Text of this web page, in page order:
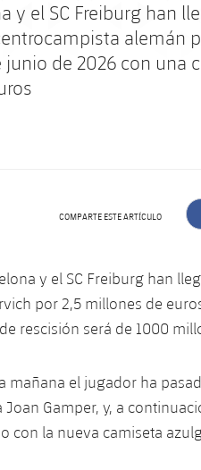
y el SC Freiburg han
alemán
junio de 2026 con una
COMPARTE ESTE ARTÍCULO
y el SC Freiburg han
por 2,5 millones de
rescisión será de 1000
mañana el jugador ha
Joan Gamper, y, a
con la nueva camiseta